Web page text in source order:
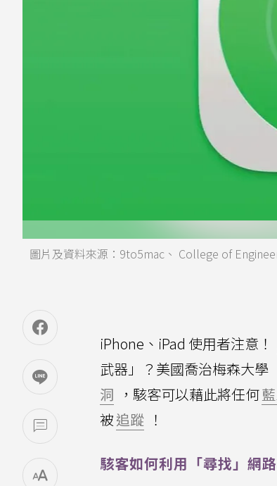
圖片及資料來源：9to5mac、 College of
iPhone、iPad 使用者注意！
武器」？美國喬治梅森大學
洞 ，駭客可以藉此將任何
被追蹤 ！
駭客如何利用「尋找」網